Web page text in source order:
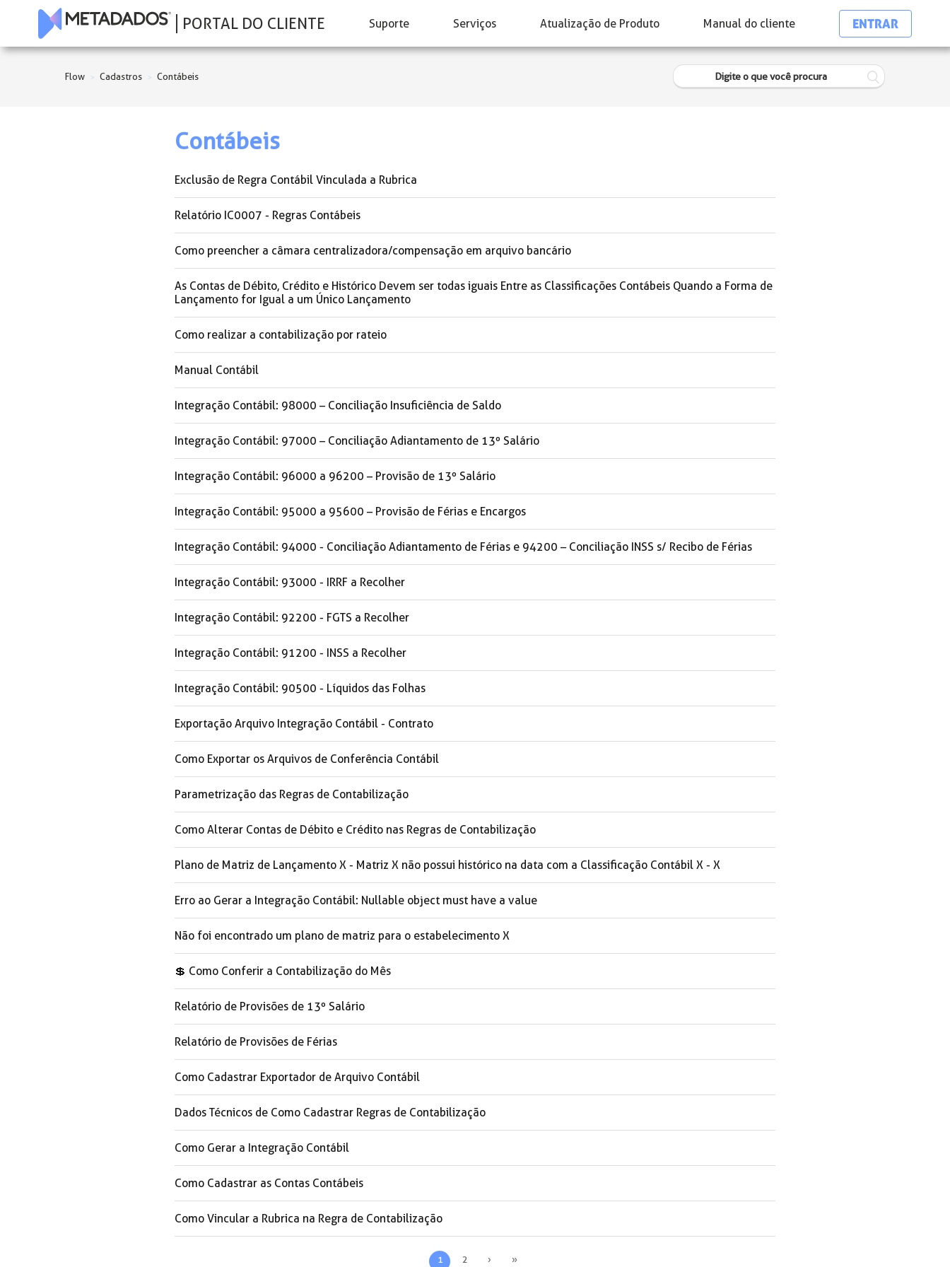
PORTAL DO CLIENTE Suporte Serviços Atualização de Produto Manual do cliente ENTRAR
Flow Cadastros Contábeis
Contábeis
Exclusão de Regra Contábil Vinculada a Rubrica
Relatório IC0007 - Regras Contábeis
Como preencher a câmara centralizadora/compensação em arquivo bancário
As Contas de Débito, Crédito e Histórico Devem ser todas iguais Entre as Classificações Contábeis Quando a Forma de
Lançamento for Igual a um Único Lançamento
Como realizar a contabilização por rateio
Manual Contábil
Integração Contábil: 98000 – Conciliação Insuficiência de Saldo
Integração Contábil: 97000 – Conciliação Adiantamento de 13º Salário
Integração Contábil: 96000 a 96200 – Provisão de 13º Salário
Integração Contábil: 95000 a 95600 – Provisão de Férias e Encargos
Integração Contábil: 94000 - Conciliação Adiantamento de Férias e 94200 – Conciliação INSS s/ Recibo de Férias
Integração Contábil: 93000 - IRRF a Recolher
Integração Contábil: 92200 - FGTS a Recolher
Integração Contábil: 91200 - INSS a Recolher
Integração Contábil: 90500 - Líquidos das Folhas
Exportação Arquivo Integração Contábil - Contrato
Como Exportar os Arquivos de Conferência Contábil
Parametrização das Regras de Contabilização
Como Alterar Contas de Débito e Crédito nas Regras de Contabilização
Plano de Matriz de Lançamento X - Matriz X não possui histórico na data com a Classificação Contábil X - X
Erro ao Gerar a Integração Contábil: Nullable object must have a value
Não foi encontrado um plano de matriz para o estabelecimento X
💲️ Como Conferir a Contabilização do Mês
Relatório de Provisões de 13º Salário
Relatório de Provisões de Férias
Como Cadastrar Exportador de Arquivo Contábil
Dados Técnicos de Como Cadastrar Regras de Contabilização
Como Gerar a Integração Contábil
Como Cadastrar as Contas Contábeis
Como Vincular a Rubrica na Regra de Contabilização
1 2 › »